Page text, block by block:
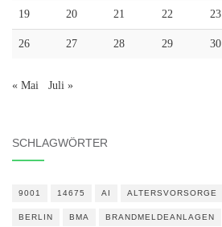
19 20 21 22 23
26 27 28 29 30
« Mai Juli »
SCHLAGWÖRTER
9001 14675 AI ALTERSVORSORGE
BERLIN BMA BRANDMELDEANLAGEN